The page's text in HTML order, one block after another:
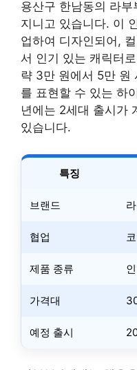
용산구 한남동의 라
지니고 있습니다. 이
업하여 디자인되어,
서 인기 있는 캐릭터
략 3만 원에서 5만 원
를 표현할 수 있는 하
년에는 2세대 출시가
있습니다.
특징
브랜드
협업
제품 종류
가격대
예정 출시